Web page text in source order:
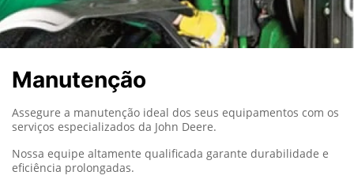
Manutenção
Assegure a manutenção ideal dos seus equipamentos com os
serviços especializados da John Deere.
Nossa equipe altamente qualificada garante durabilidade e
eficiência prolongadas.